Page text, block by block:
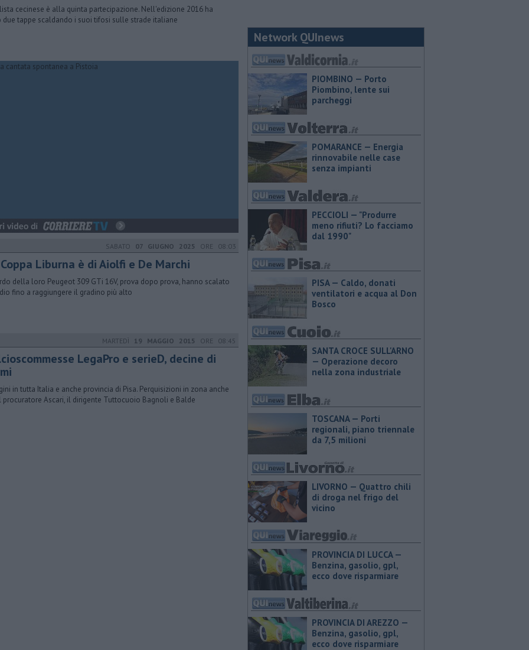
cecinese è alla quinta partecipazione. Nell'edizione 2016 ha
due tappe scaldando i suoi tifosi sulle strade italiane
SABATO 07 GIUGNO 2025 ORE 08:03
Liburna è di Aiolfi e De Marchi
della loro Peugeot 309 GTi 16V, prova dopo prova, hanno scalato
fino a raggiungere il gradino più alto
MARTEDÌ 19 MAGGIO 2015 ORE 08:45
LegaPro e serieD, decine di
in tutta Italia e anche provincia di Pisa. Perquisizioni in zona anche
procuratore Ascari, il dirigente Tuttocuoio Bagnoli e Balde
Network QUInews
PIOMBINO — Porto
Piombino, lente sui
parcheggi
POMARANCE — Energia
rinnovabile nelle case
senza impianti
PECCIOLI — "Produrre
meno rifiuti? Lo facciamo
dal 1990"
PISA — Caldo, donati
ventilatori e acqua al Don
Bosco
SANTA CROCE SULL'ARNO
— Operazione decoro
nella zona industriale
TOSCANA — Porti
regionali, piano triennale
da 7,5 milioni
LIVORNO — Quattro chili
di droga nel frigo del
vicino
PROVINCIA DI LUCCA — ​
Benzina, gasolio, gpl,
ecco dove risparmiare
PROVINCIA DI AREZZO — ​
Benzina, gasolio, gpl,
ecco dove risparmiare